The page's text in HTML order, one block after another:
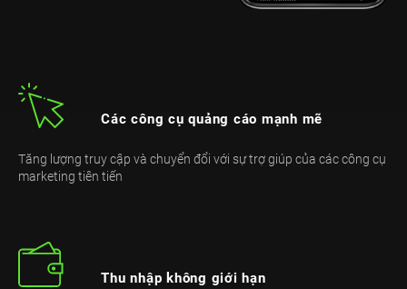
Các công cụ quảng cáo mạnh mẽ
Tăng lượng truy cập và chuyển đổi với sự trợ giúp của các công cụ
marketing tiên tiến
Thu nhập không giới hạn